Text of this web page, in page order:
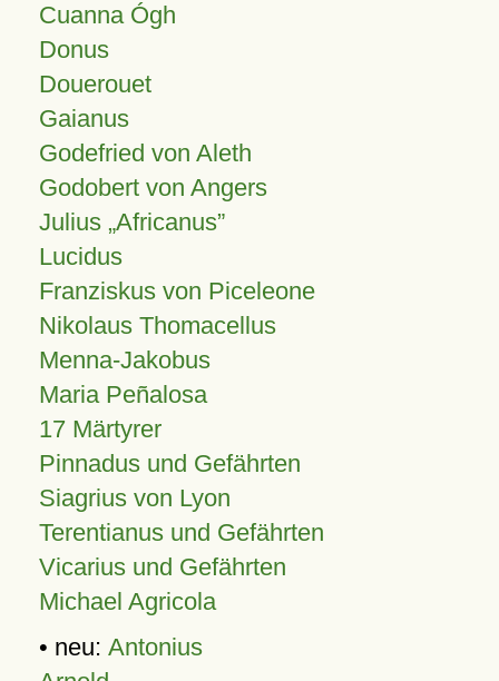
Cuanna Ógh
Donus
Douerouet
Gaianus
Godefried von Aleth
Godobert von Angers
Julius Africanus
Lucidus
Franziskus von Piceleone
Nikolaus Thomacellus
Menna-Jakobus
Maria Peñalosa
17 Märtyrer
Pinnadus und Gefährten
Siagrius von Lyon
Terentianus und Gefährten
Vicarius und Gefährten
Michael Agricola
• neu: Antonius